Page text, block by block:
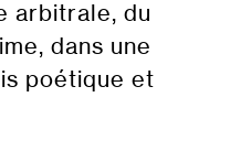
arbitrale, du
dans une
poétique et